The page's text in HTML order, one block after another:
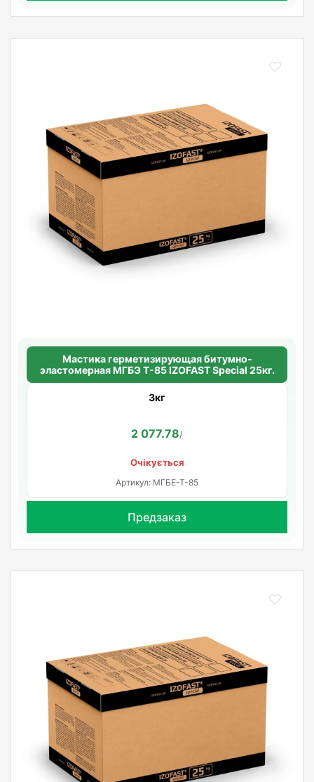
Мастика герметизирующая битумно-
эластомерная МГБЭ Т-85 IZOFAST Special 25кг.
3кг
2 077.78/
Очікується
Артикул: МГБЕ-Т-85
Предзаказ